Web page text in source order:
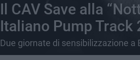
Il CAV Save alla
Italiano Pump Track
Due giornate di sensibilizzazione a